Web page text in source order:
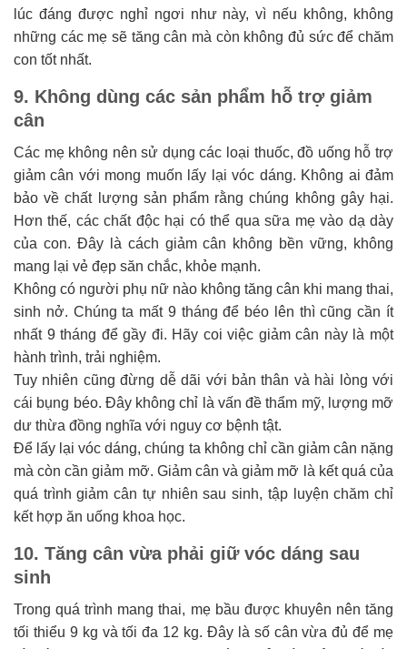
lúc đáng được nghỉ ngơi như này, vì nếu không, không
những các mẹ sẽ tăng cân mà còn không đủ sức để chăm
con tốt nhất.
9. Không dùng các sản phẩm hỗ trợ giảm
cân
Các mẹ không nên sử dụng các loại thuốc, đồ uống hỗ trợ
giảm cân với mong muốn lấy lại vóc dáng. Không ai đảm
bảo về chất lượng sản phẩm rằng chúng không gây hại.
Hơn thế, các chất độc hại có thể qua sữa mẹ vào dạ dày
của con. Đây là cách giảm cân không bền vững, không
mang lại vẻ đẹp săn chắc, khỏe mạnh.
Không có người phụ nữ nào không tăng cân khi mang thai,
sinh nở. Chúng ta mất 9 tháng để béo lên thì cũng cần ít
nhất 9 tháng để gầy đi. Hãy coi việc giảm cân này là một
hành trình, trải nghiệm.
Tuy nhiên cũng đừng dễ dãi với bản thân và hài lòng với
cái bụng béo. Đây không chỉ là vấn đề thẩm mỹ, lượng mỡ
dư thừa đồng nghĩa với nguy cơ bệnh tật.
Để lấy lại vóc dáng, chúng ta không chỉ cần giảm cân nặng
mà còn cần giảm mỡ. Giảm cân và giảm mỡ là kết quá của
quá trình giảm cân tự nhiên sau sinh, tập luyện chăm chỉ
kết hợp ăn uống khoa học.
10. Tăng cân vừa phải giữ vóc dáng sau
sinh
Trong quá trình mang thai, mẹ bầu được khuyên nên tăng
tối thiểu 9 kg và tối đa 12 kg. Đây là số cân vừa đủ để mẹ